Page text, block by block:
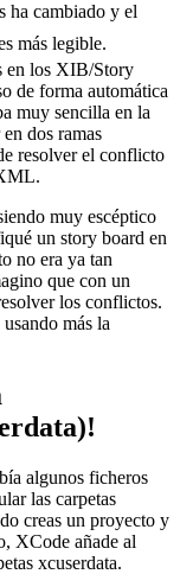
ha cambiado y el
más legible.
en los XIB/Story
de forma automática
muy sencilla en la
dos ramas
resolver el conflicto
muy escéptico
un story board en
no era ya tan
que con un
los conflictos.
más la
algunos ficheros
las carpetas
creas un proyecto y
XCode añade al
xcuserdata.